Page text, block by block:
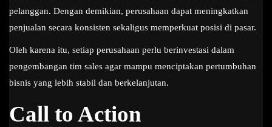
pelanggan. Dengan demikian, perusahaan dapat meningkatkan
penjualan secara konsisten sekaligus memperkuat posisi di pasar.
Oleh karena itu, setiap perusahaan perlu berinvestasi dalam
pengembangan tim sales agar mampu menciptakan pertumbuhan
bisnis yang lebih stabil dan berkelanjutan.
Call to Action